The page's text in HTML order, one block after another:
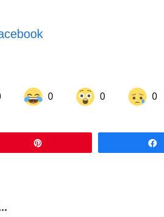
0 0 0
Share on LinkedIn